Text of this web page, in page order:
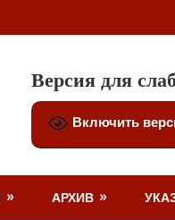
Версия для
Включить
АРХИВ